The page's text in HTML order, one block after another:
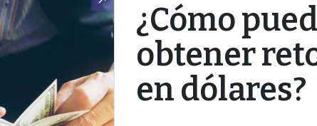
¿Cómo
obtener
en dólares?